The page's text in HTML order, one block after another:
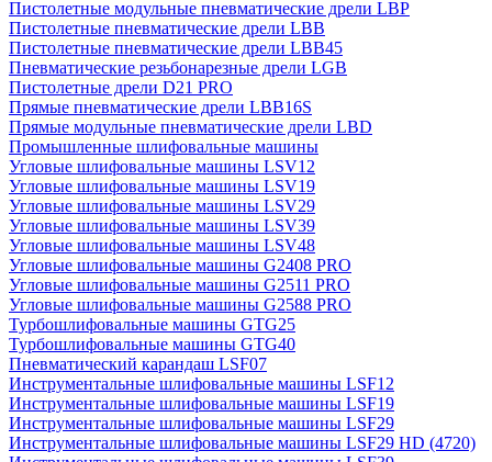
Пистолетные модульные пневматические дрели LBP
Пистолетные пневматические дрели LBB
Пистолетные пневматические дрели LBB45
Пневматические резьбонарезные дрели LGB
Пистолетные дрели D21 PRO
Прямые пневматические дрели LBB16S
Прямые модульные пневматические дрели LBD
Промышленные шлифовальные машины
Угловые шлифовальные машины LSV12
Угловые шлифовальные машины LSV19
Угловые шлифовальные машины LSV29
Угловые шлифовальные машины LSV39
Угловые шлифовальные машины LSV48
Угловые шлифовальные машины G2408 PRO
Угловые шлифовальные машины G2511 PRO
Угловые шлифовальные машины G2588 PRO
Турбошлифовальные машины GTG25
Турбошлифовальные машины GTG40
Пневматический карандаш LSF07
Инструментальные шлифовальные машины LSF12
Инструментальные шлифовальные машины LSF19
Инструментальные шлифовальные машины LSF29
Инструментальные шлифовальные машины LSF29 HD (4720)